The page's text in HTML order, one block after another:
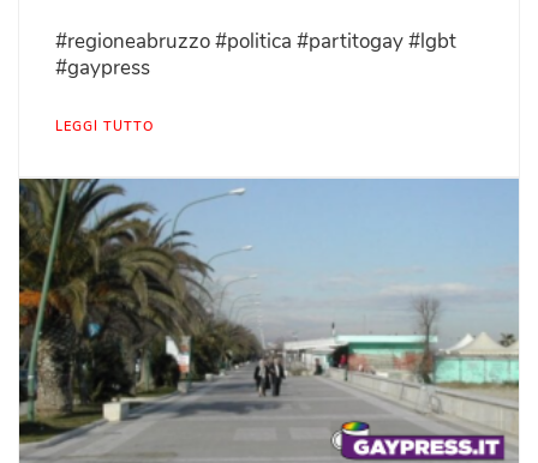
#regioneabruzzo #politica #partitogay #lgbt
#gaypress
LEGGI TUTTO